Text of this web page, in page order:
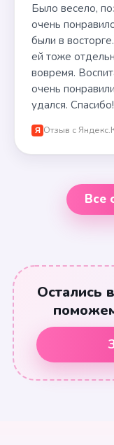
Было весело,
очень
были в
ей тоже
вовремя.
очень
удался. Спасибо!
Я Отзыв с
Все
Остались